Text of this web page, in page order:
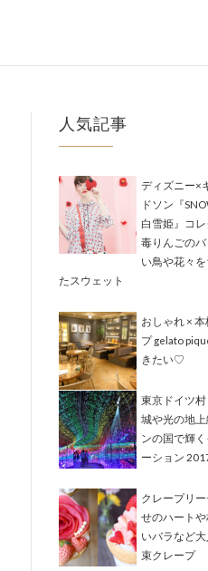
人気記事
ディズニー×
ドソン『
白雪姫』コ
毒りんごの
い鳥や花々
たスウェット
おしゃれ ×
プ gelato
きたい♡
東京ドイツ村
城や光の地上
ンの国で輝
ーション
クレープリ
せのハート
いバラなど
束クレープ